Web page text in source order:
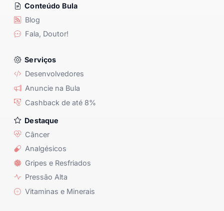
Conteúdo Bula
Blog
Fala, Doutor!
Serviços
Desenvolvedores
Anuncie na Bula
Cashback de até 8%
Destaque
Câncer
Analgésicos
Gripes e Resfriados
Pressão Alta
Vitaminas e Minerais